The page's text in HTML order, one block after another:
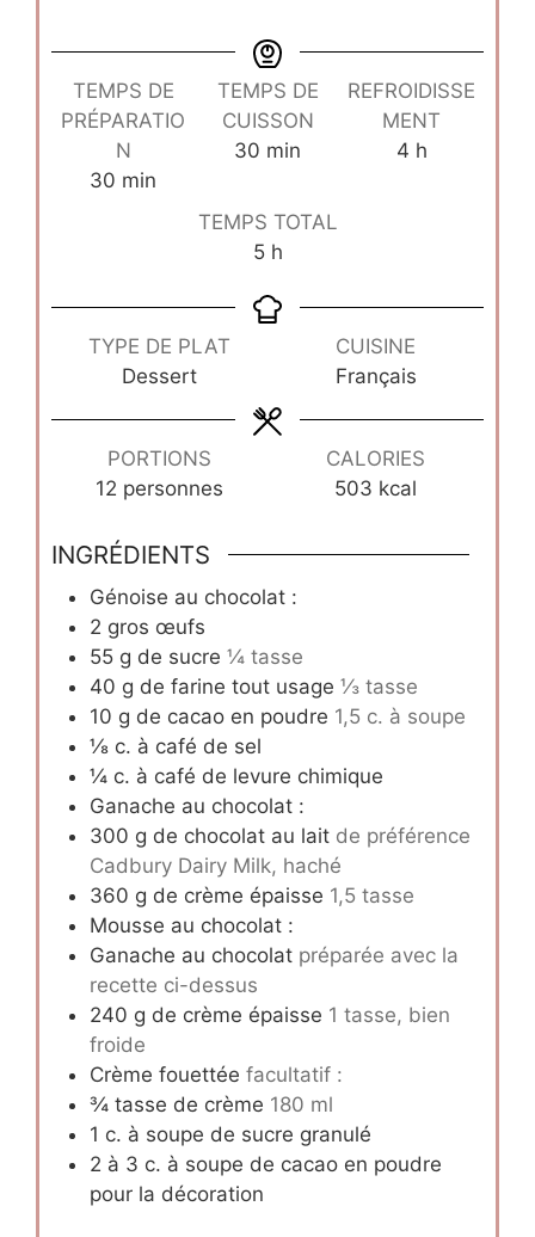
TEMPS DE
PRÉPARATIO
N
30 minutes
min
TEMPS DE
CUISSON
30 minutes
min
REFROIDISSE
MENT
4heures
h
TEMPS TOTAL
5heures
h
TYPE DE PLAT
Dessert
CUISINE
Français
PORTIONS
12 personnes
CALORIES
503 kcal
INGRÉDIENTS
Génoise au chocolat :
2 gros œufs
55 g de sucre ¼ tasse
40 g de farine tout usage ⅓ tasse
10 g de cacao en poudre 1,5 c. à soupe
⅛ c. à café de sel
¼ c. à café de levure chimique
Ganache au chocolat :
300 g de chocolat au lait de préférence
Cadbury Dairy Milk, haché
360 g de crème épaisse 1,5 tasse
Mousse au chocolat :
Ganache au chocolat préparée avec la
recette ci-dessus
240 g de crème épaisse 1 tasse, bien
froide
Crème fouettée facultatif :
¾ tasse de crème 180 ml
1 c. à soupe de sucre granulé
2 à 3 c. à soupe de cacao en poudre
pour la décoration